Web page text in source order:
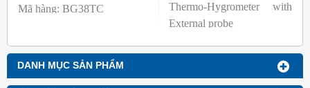
DANH MỤC SẢN PHẨM
Mã hàng: BG38TC
Thermo-Hygrometer with
External probe
Thương hiệu: Blue Gizmo